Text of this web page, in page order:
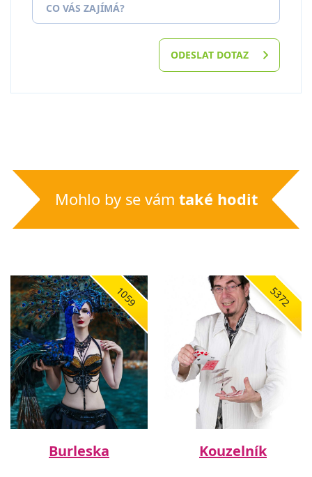
CO VÁS ZAJÍMÁ?
ODESLAT DOTAZ
Mohlo by se vám také hodit
1059
Burleska
5372
Kouzelník